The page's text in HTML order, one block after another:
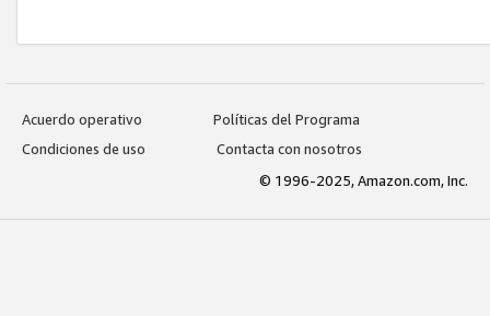
Acuerdo operativo
Políticas del Programa
Condiciones de uso
Contacta con nosotros
© 1996-2025, Amazon.com, Inc.